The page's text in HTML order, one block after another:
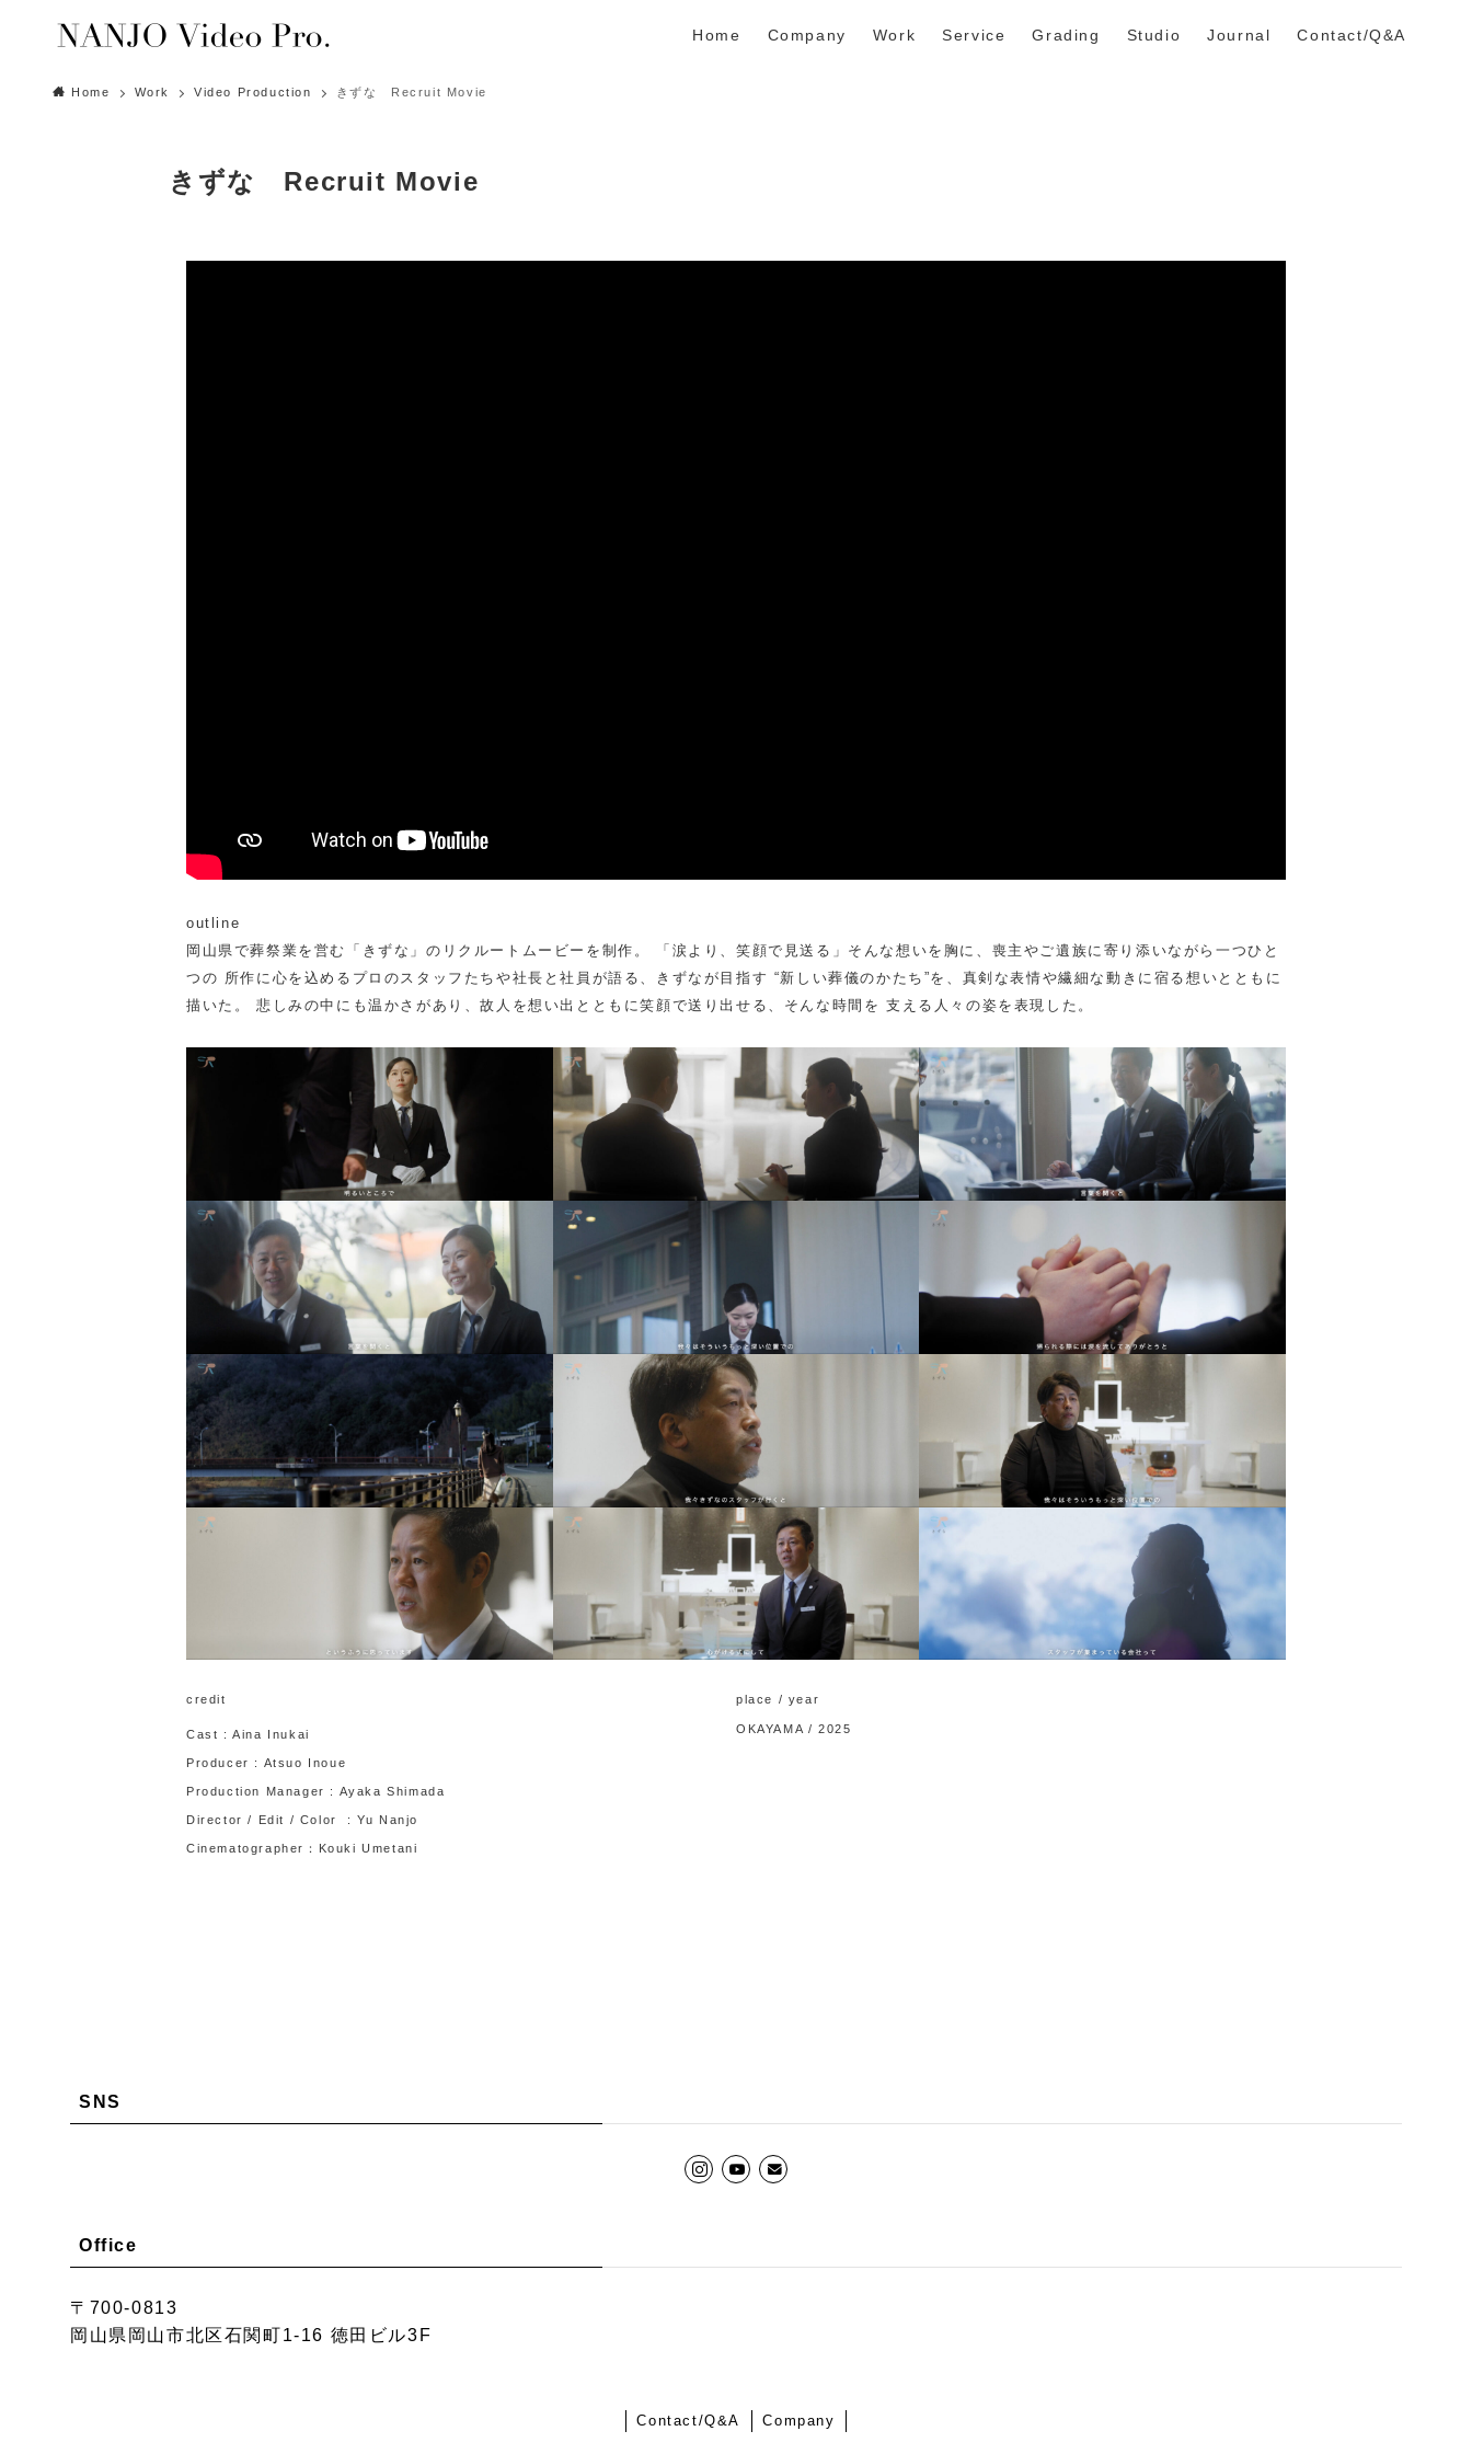
Home Company Work Service Grading Studio Journal Contact/Q&A
Home Work Video Production きずな Recruit Movie
きずな Recruit Movie
outline
岡山県で葬祭業を営む「きずな」のリクルートムービーを制作。 「涙より、笑顔で見送る」そんな想いを胸に、喪主やご遺族に寄り添いながら一つひと
つの 所作に心を込めるプロのスタッフたちや社長と社員が語る、きずなが目指す “新しい葬儀のかたち”を、真剣な表情や繊細な動きに宿る想いとともに
描いた。 悲しみの中にも温かさがあり、故人を想い出とともに笑顔で送り出せる、そんな時間を 支える人々の姿を表現した。
credit
Cast : Aina Inukai
Producer : Atsuo Inoue
Production Manager : Ayaka Shimada
Director / Edit / Color : Yu Nanjo
Cinematographer：Kouki Umetani
place / year
OKAYAMA / 2025
SNS
Office
〒700-0813
岡山県岡山市北区石関町1-16 徳田ビル3F
Contact/Q&A Company